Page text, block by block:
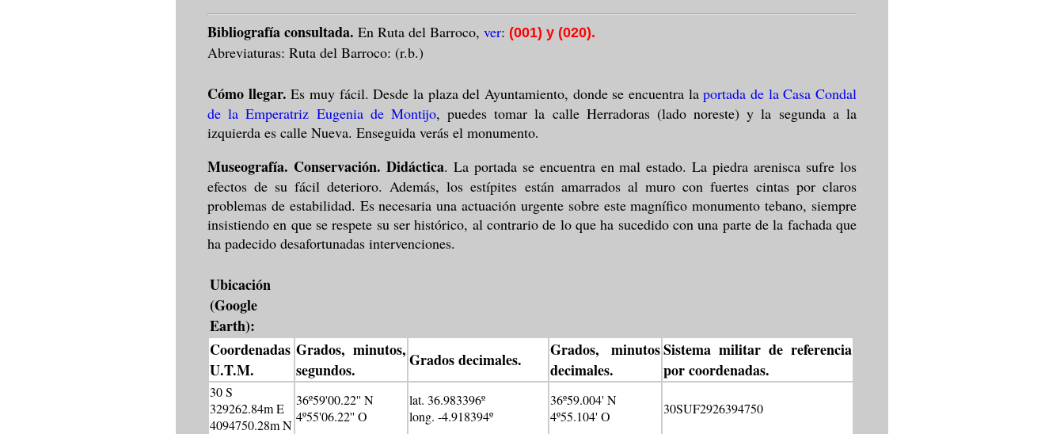
Bibliografía consultada. En Ruta del Barroco, ver: (001) y (020).
Abreviaturas: Ruta del Barroco: (r.b.)
Cómo llegar.Es muy fácil. Desde la plaza del Ayuntamiento, donde se encuentra laportada de la Casa Condal
de la Emperatriz Eugenia de Montijo, puedes tomar la calle Herradoras (lado noreste) y la segunda a la
izquierda es calle Nueva. Enseguida verás el monumento.
Museografía. Conservación. Didáctica. La portada se encuentra en mal estado. La piedra arenisca sufre los
efectos de su fácil deterioro. Además, los estípites están amarrados al muro con fuertes cintas por claros
problemas de estabilidad. Es necesaria una actuación urgente sobre este magnífico monumento tebano, siempre
insistiendo en que se respete su ser histórico, al contrario de lo que ha sucedido con una parte de la fachada que
ha padecido desafortunadas intervenciones.
Ubicación
(Google
Earth):
Coordenadas
U.T.M.
Grados, minutos,
segundos.
Grados decimales.
Grados, minutos
decimales.
Sistema militar de referencia
por coordenadas.
30 S
329262.84m E
4094750.28m N
36º59'00.22'' N
4º55'06.22'' O
lat. 36.983396º
long. -4.918394º
36º59.004' N
4º55.104' O
30SUF2926394750